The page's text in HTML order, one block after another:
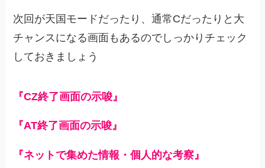
次回が天国モードだったり、通常Cだったりと大
チャンスになる画面もあるのでしっかりチェック
しておきましょう
『CZ終了画面の示唆』
『AT終了画面の示唆』
『ネットで集めた情報・個人的な考察』